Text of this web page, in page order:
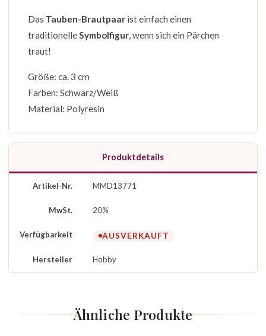
Das Tauben-Brautpaar ist einfach einen
traditionelleSymbolfigur, wenn sich ein Pärchen
traut!
Größe: ca. 3 cm
Farben: Schwarz/Weiß
Material: Polyresin
Produktdetails
Artikel-Nr. MMD13771
MwSt. 20%
Verfügbarkeit AUSVERKAUFT
Hersteller Hobby
Ähnliche Produkte